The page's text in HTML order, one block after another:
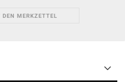
DEN MERKZETTEL